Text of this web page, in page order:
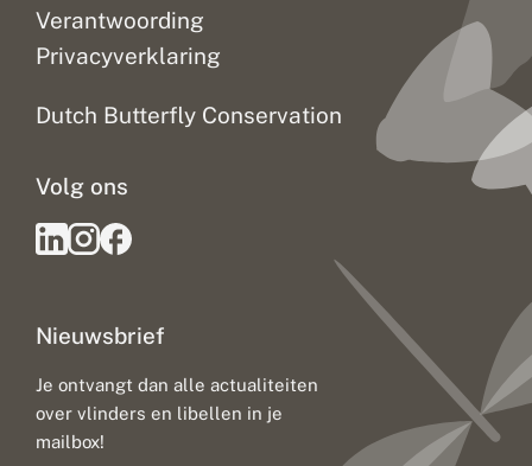
Verantwoording
Privacyverklaring
Dutch Butterfly Conservation
Nieuwsbrief
Je ontvangt dan alle actualiteiten
over vlinders en libellen in je
mailbox!
Volg ons